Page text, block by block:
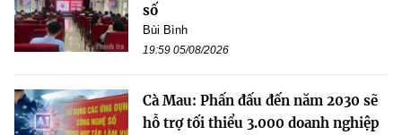
số
Bùi Bình
19:59 05/08/2026
Cà Mau: Phấn đấu đến năm 2030 sẽ
hỗ trợ tối thiểu 3.000 doanh nghiệp